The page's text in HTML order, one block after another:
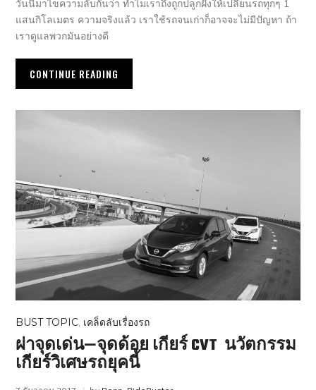
วันนี้มาไขความลับกันว่า ทำไมเราถึงถูกปลูกฝังให้เปลี่ยนรถทุกๆ 1
แสนกิโลเมตร ความจริงแล้ว เราใช้รถจนเก่าก็อาจจะไม่มีปัญหา ถ้า
เราดูแลพวกมันอย่างดี
CONTINUE READING
BUST TOPIC, เคล็ดลับเรื่องรถ
ผ่าจุดเด่น—จุดด้อย เกียร์ CVT นวัตกรรม
เกียร์วิเศษรถยุคนี้